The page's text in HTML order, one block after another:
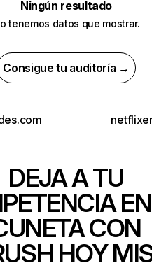
Ningún resultado
tenemos datos que mostrar.
Consigue tu auditoría →
DEJA A TU
CON
HOY